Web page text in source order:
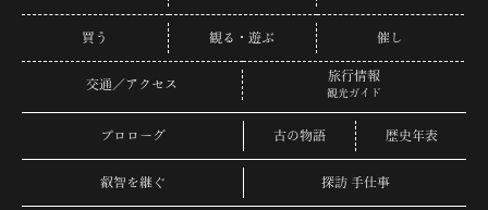
買う 観る・遊ぶ 催し
交通／アクセス
旅行情報
観光ガイド
プロローグ 古の物語 歴史年表
叡智を継ぐ 探訪 手仕事